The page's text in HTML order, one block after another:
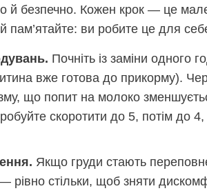
й безпечно. Кожен крок — це
пам’ятайте: ви робите це для
Почніть із заміни одного
вже готова до прикорму).
що попит на молоко
скоротити до 5, потім до
Якщо груди стають
— рівно стільки, щоб зняти